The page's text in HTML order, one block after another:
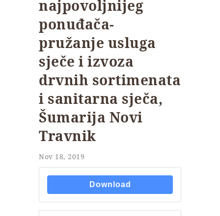
najpovoljnijeg
ponuđača-
pružanje usluga
sječe i izvoza
drvnih sortimenata
i sanitarna sječa,
Šumarija Novi
Travnik
Nov 18, 2019
Download